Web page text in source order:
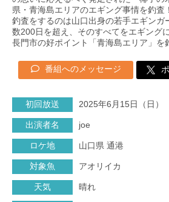
県・青海島エリアのエギング事情を釣査！
釣査をするのは山口出身の若手エギンガ
数200日を超え、そのすべてをエギング
長門市の好ポイント「青海島エリア」を
番組へのメッセージ
初回放送 2025年6月15日（日）
出演者名 joe
ロケ地 山口県 通港
対象魚 アオリイカ
天気 晴れ